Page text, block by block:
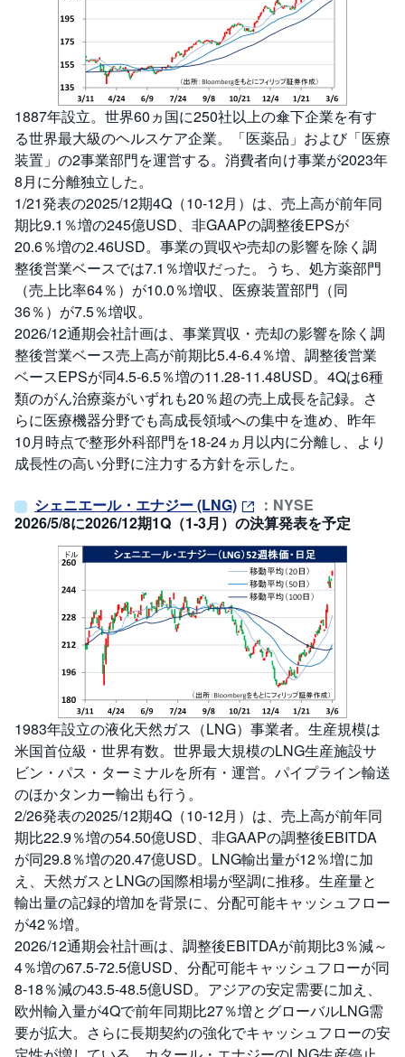
1887年設立。世界60ヵ国に250社以上の傘下企業を有す
る世界最大級のヘルスケア企業。「医薬品」および「医療
装置」の2事業部門を運営する。消費者向け事業が2023年
8月に分離独立した。
1/21発表の2025/12期4Q（10-12月）は、売上高が前年同
期比9.1％増の245億USD、非GAAPの調整後EPSが
20.6％増の2.46USD。事業の買収や売却の影響を除く調
整後営業ベースでは7.1％増収だった。うち、処方薬部門
（売上比率64％）が10.0％増収、医療装置部門（同
36％）が7.5％増収。
2026/12通期会社計画は、事業買収・売却の影響を除く調
整後営業ベース売上高が前期比5.4-6.4％増、調整後営業
ベースEPSが同4.5-6.5％増の11.28-11.48USD。4Qは6種
類のがん治療薬がいずれも20％超の売上成長を記録。さ
らに医療機器分野でも高成長領域への集中を進め、昨年
10月時点で整形外科部門を18-24ヵ月以内に分離し、より
成長性の高い分野に注力する方針を示した。
シェニエール・エナジー (LNG)
：NYSE
2026/5/8に2026/12期1Q（1-3月）の決算発表を予定
1983年設立の液化天然ガス（LNG）事業者。生産規模は
米国首位級・世界有数。世界最大規模のLNG生産施設サ
ビン・パス・ターミナルを所有・運営。パイプライン輸送
のほかタンカー輸出も行う。
2/26発表の2025/12期4Q（10-12月）は、売上高が前年同
期比22.9％増の54.50億USD、非GAAPの調整後EBITDA
が同29.8％増の20.47億USD。LNG輸出量が12％増に加
え、天然ガスとLNGの国際相場が堅調に推移。生産量と
輸出量の記録的増加を背景に、分配可能キャッシュフロー
が42％増。
2026/12通期会社計画は、調整後EBITDAが前期比3％減～
4％増の67.5-72.5億USD、分配可能キャッシュフローが同
8-18％減の43.5-48.5億USD。アジアの安定需要に加え、
欧州輸入量が4Qで前年同期比27％増とグローバルLNG需
要が拡大。さらに長期契約の強化でキャッシュフローの安